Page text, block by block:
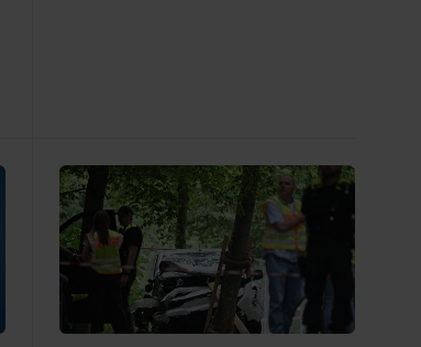
Nederland", zei hij tegen een ANP-
verslaggever.